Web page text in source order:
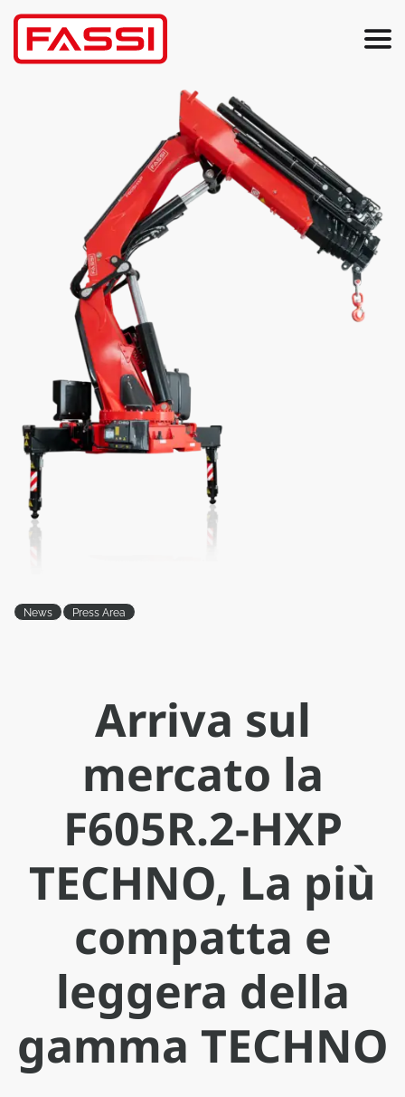
News Press Area
Arriva sul
mercato la
F605R.2-HXP
TECHNO, La più
compatta e
leggera della
gamma TECHNO